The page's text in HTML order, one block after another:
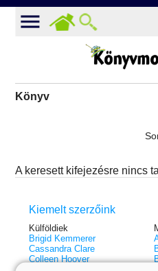
Könyv
A keresett kifejezésre nincs
Kiemelt szerzőink
Külföldiek
Brigid Kemmerer
Cassandra Clare
Colleen Hoover